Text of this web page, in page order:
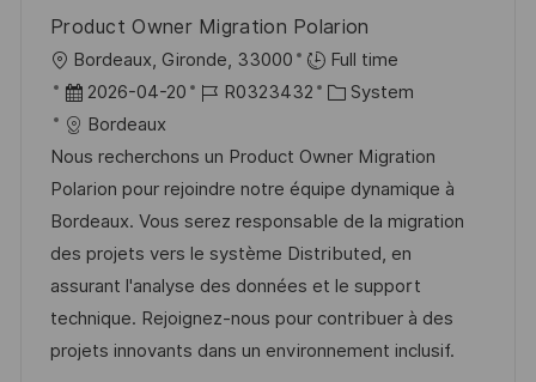
i
c
h
u
n
g
e
r
ö
f
f
e
n
t
l
i
c
Product Owner Migration Polarion
O
r
t
Bordeaux, Gironde, 33000
Full time
D
a
t
u
m
d
e
r
V
2026-04-20
J
b
-
I
D
R0323432
K
t
e
g
o
r
i
e
System
Bordeaux
Nous recherchons un Product Owner Migration
Polarion pour rejoindre notre équipe dynamique à
Bordeaux. Vous serez responsable de la migration
des projets vers le système Distributed, en
assurant l'analyse des données et le support
technique. Rejoignez-nous pour contribuer à des
projets innovants dans un environnement inclusif.